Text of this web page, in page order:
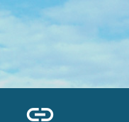
link